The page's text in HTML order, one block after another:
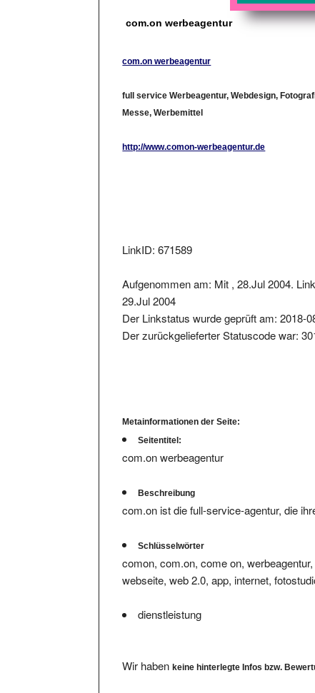
com.on werbeagentur
com.on werbeagentur
full service Werbeagentur, Webdesign,
Messe, Werbemittel
http://www.comon-werbeagentur.de
LinkID: 671589
Aufgenommen am: Mit , 28.Jul 2004.
29.Jul 2004
Der Linkstatus wurde geprüft am: 2018-
Der zurückgelieferter Statuscode war:
Metainformationen der Seite:
Seitentitel:
com.on werbeagentur
Beschreibung
com.on ist die full-service-agentur, die
Schlüsselwörter
comon, com.on, come on,
webseite, web 2.0, app, internet,
dienstleistung
Wir habenkeine hinterlegte Infos bzw.